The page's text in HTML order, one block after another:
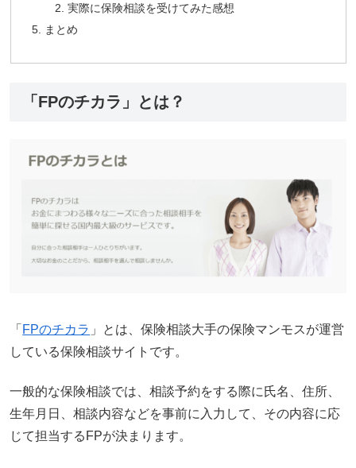
実際に保険相談を受けてみた感想
まとめ
「FPのチカラ」とは？
「 FPのチカラ 」とは、保険相談大手の保険マンモスが運営
している保険相談サイトです。
一般的な保険相談では、相談予約をする際に氏名、住所、
生年月日、相談内容などを事前に入力して、その内容に応
じて担当するFPが決まります。